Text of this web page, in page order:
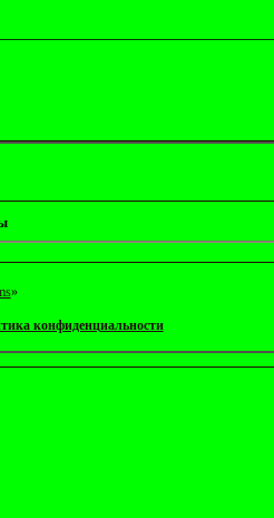
»
конфиденциальности